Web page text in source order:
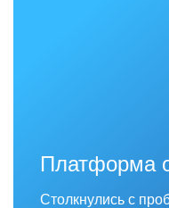
Платформа
Столкнулись с